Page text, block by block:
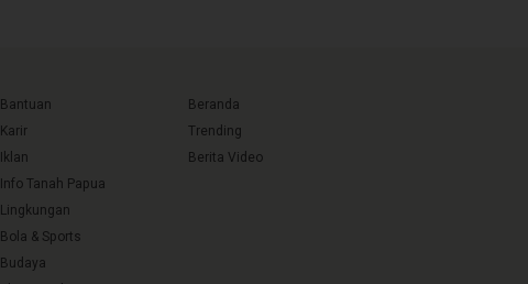
Bantuan
Karir
Iklan
Info Tanah Papua
Lingkungan
Bola & Sports
Budaya
Beranda
Trending
Berita Video